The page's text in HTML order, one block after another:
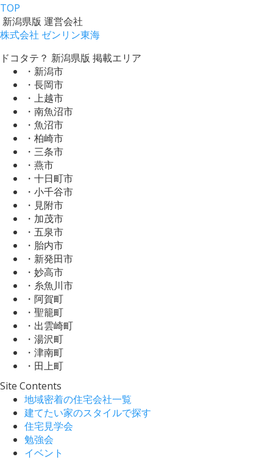
TOP
新潟県版 運営会社
株式会社 ゼンリン東海
ドコタテ？ 新潟県版 掲載エリア
・新潟市
・長岡市
・上越市
・南魚沼市
・魚沼市
・柏崎市
・三条市
・燕市
・十日町市
・小千谷市
・見附市
・加茂市
・五泉市
・胎内市
・新発田市
・妙高市
・糸魚川市
・阿賀町
・聖籠町
・出雲崎町
・湯沢町
・津南町
・田上町
Site Contents
地域密着の住宅会社一覧
建てたい家のスタイルで探す
住宅見学会
勉強会
イベント